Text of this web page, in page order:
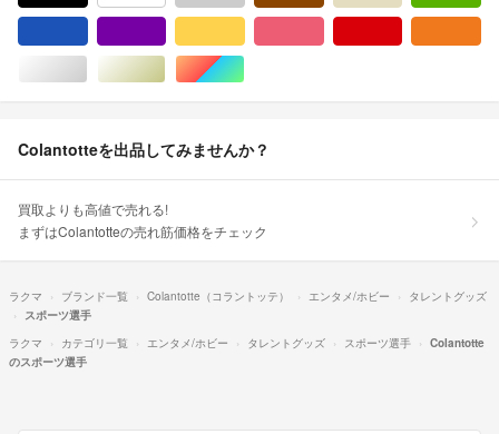
シルバー/銀色系ゴールド/金色系マルチカラー
Colantotteを出品してみませんか？
買取よりも高値で売れる!
まずはColantotteの売れ筋価格をチェック
ラクマ ブランド一覧 Colantotte（コラントッテ） エンタメ/ホビー
タレントグッズ
スポーツ選手
ラクマ
カテゴリ一覧 エンタメ/ホビー タレントグッズ スポーツ選手
Colantotte
のスポーツ選手